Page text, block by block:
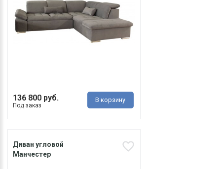
136 800 руб.
Под заказ
В корзину
Диван угловой
Манчестер